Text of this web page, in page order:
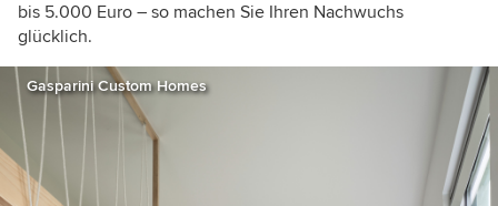
bis 5.000 Euro – so machen Sie Ihren Nachwuchs
glücklich.
Gasparini Custom Homes